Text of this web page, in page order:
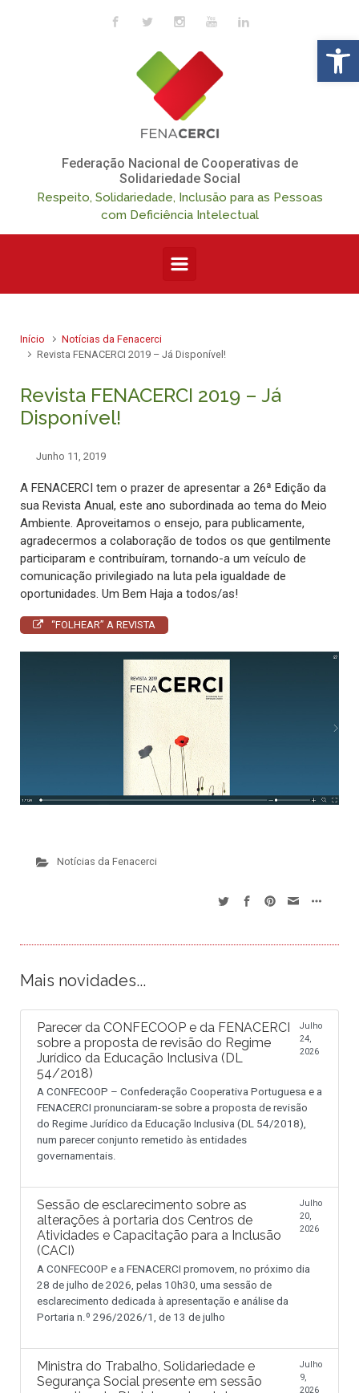
Federação Nacional de Cooperativas de
Solidariedade Social
Respeito, Solidariedade, Inclusão para as Pessoas
com Deficiência Intelectual
Início
Notícias da Fenacerci
Revista FENACERCI 2019 – Já Disponível!
Revista FENACERCI 2019 – Já
Disponível!
Junho 11, 2019
A FENACERCI tem o prazer de apresentar a 26ª Edição da
sua Revista Anual, este ano subordinada ao tema do Meio
Ambiente. Aproveitamos o ensejo, para publicamente,
agradecermos a colaboração de todos os que gentilmente
participaram e contribuíram, tornando-a um veículo de
comunicação privilegiado na luta pela igualdade de
oportunidades. Um Bem Haja a todos/as!
“FOLHEAR” A REVISTA
Notícias da Fenacerci
Mais novidades...
Parecer da CONFECOOP e da FENACERCI
sobre a proposta de revisão do Regime
Jurídico da Educação Inclusiva (DL
54/2018)
Julho
24,
2026
A CONFECOOP – Confederação Cooperativa Portuguesa e a
FENACERCI pronunciaram-se sobre a proposta de revisão
do Regime Jurídico da Educação Inclusiva (DL 54/2018),
num parecer conjunto remetido às entidades
governamentais.
Sessão de esclarecimento sobre as
alterações à portaria dos Centros de
Atividades e Capacitação para a Inclusão
(CACI)
Julho
20,
2026
A CONFECOOP e a FENACERCI promovem, no próximo dia
28 de julho de 2026, pelas 10h30, uma sessão de
esclarecimento dedicada à apresentação e análise da
Portaria n.º 296/2026/1, de 13 de julho
Ministra do Trabalho, Solidariedade e
Segurança Social presente em sessão
Julho
9,
2026